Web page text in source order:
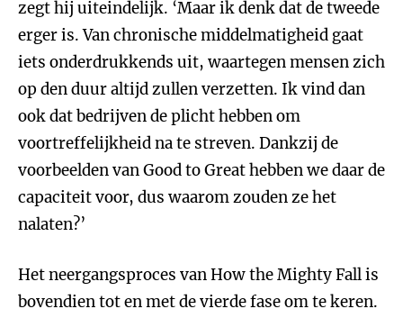
zegt hij uiteindelijk. ‘Maar ik denk dat de tweede
erger is. Van chronische middelmatigheid gaat
iets onderdrukkends uit, waartegen mensen zich
op den duur altijd zullen verzetten. Ik vind dan
ook dat bedrijven de plicht hebben om
voortreffelijkheid na te streven. Dankzij de
voorbeelden van Good to Great hebben we daar de
capaciteit voor, dus waarom zouden ze het
nalaten?’
Het neergangsproces van How the Mighty Fall is
bovendien tot en met de vierde fase om te keren.